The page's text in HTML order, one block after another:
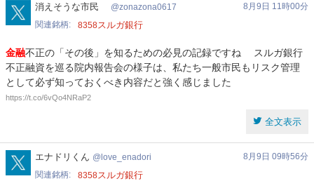
zonazona0617
消えそうな市民 zonazona0617
8月9日 11時00分
関連銘柄
8358スルガ銀行
金融不正の「その後」を知るための必見の記録ですね スルガ銀行
不正融資を巡る院内報告会の様子は、私たち一般市民もリスク管理
として必ず知っておくべき内容だと強く感じました ️
https://t.co/6vQo4NRaP2
全文表示
love_enadori
エナドリくん love_enadori
8月9日 09時56分
関連銘柄
8358スルガ銀行